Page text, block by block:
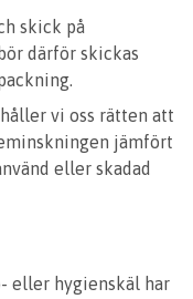
skick på
därför skickas
vi oss rätten att
jämfört
eller skadad
eller hygienskäl har